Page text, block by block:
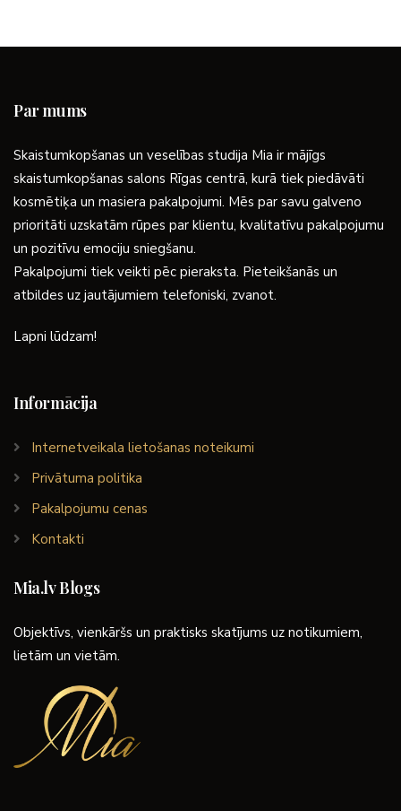
Par mums
Skaistumkopšanas un veselības studija Mia ir mājīgs
skaistumkopšanas salons Rīgas centrā, kurā tiek piedāvāti
kosmētiķa un masiera pakalpojumi. Mēs par savu galveno
prioritāti uzskatām rūpes par klientu, kvalitatīvu pakalpojumu
un pozitīvu emociju sniegšanu.
Pakalpojumi tiek veikti pēc pieraksta. Pieteikšanās un
atbildes uz jautājumiem telefoniski, zvanot.
Lapni lūdzam!
Informācija
Internetveikala lietošanas noteikumi
Privātuma politika
Pakalpojumu cenas
Kontakti
Mia.lv Blogs
Objektīvs, vienkāršs un praktisks skatījums uz notikumiem,
lietām un vietām.